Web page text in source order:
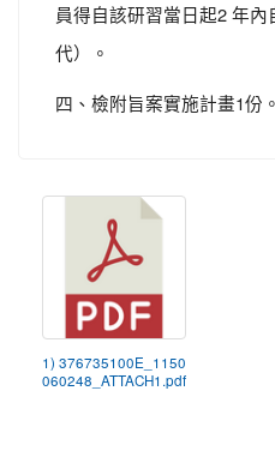
員得自該研習當日起2 年
代）。
四、檢附旨案實施計畫1份。
1) 376735100E_1150
060248_ATTACH1.pdf